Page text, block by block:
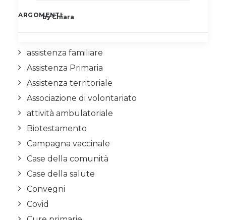
by Chiara
ARGOMENTI
assistenza familiare
Assistenza Primaria
Assistenza territoriale
Associazione di volontariato
attività ambulatoriale
Biotestamento
Campagna vaccinale
Case della comunità
Case della salute
Convegni
Covid